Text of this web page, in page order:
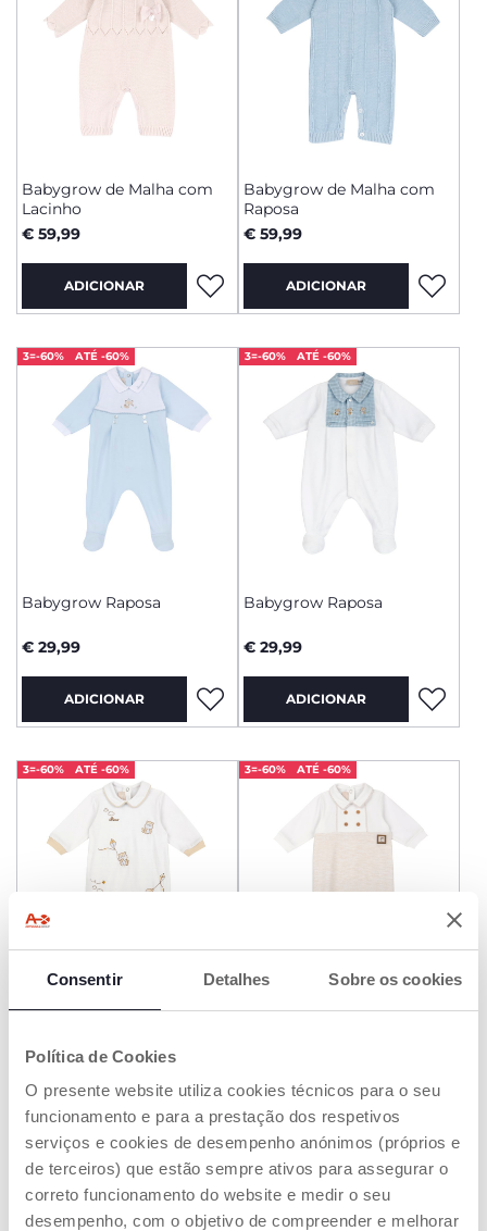
Consentir Detalhes Sobre os cookies
Política de Cookies
O presente website utiliza cookies técnicos para o seu
funcionamento e para a prestação dos respetivos
serviços e cookies de desempenho anónimos (próprios e
de terceiros) que estão sempre ativos para assegurar o
correto funcionamento do website e medir o seu
desempenho, com o objetivo de compreender e melhorar
Babygrow de Malha com
Lacinho
€ 59,99
ADICIONAR
Babygrow de Malha com
Raposa
€ 59,99
ADICIONAR
3=-60% ATÉ -60%
Babygrow Raposa
€ 29,99
ADICIONAR
3=-60% ATÉ -60%
Babygrow Raposa
€ 29,99
ADICIONAR
3=-60% ATÉ -60%
Babygrow Esquilos
€ 29,99
ADICIONAR
3=-60% ATÉ -60%
Babygrow Dupla Cor
ADICIONAR
ATÉ -60% ATÉ -60%